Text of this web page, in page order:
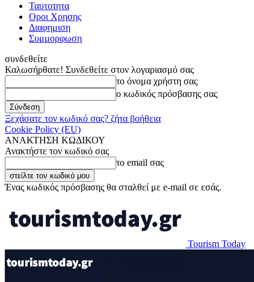
Ταυτοτητα
Οροι Χρησης
Διαφημιση
Συμμορφωση
συνδεθείτε
Καλωσήρθατε! Συνδεθείτε στον λογαριασμό σας
το όνομα χρήστη σας
ο κωδικός πρόσβασης σας
Ξεχάσατε τον κωδικό σας? ζήτα βοήθεια
Cookie Policy (EU)
ΑΝΑΚΤΗΣΗ ΚΩΔΙΚΟΥ
Ανακτήστε τον κωδικό σας
το email σας
Ένας κωδικός πρόσβασης θα σταλθεί με e-mail σε εσάς.
Tourism Today